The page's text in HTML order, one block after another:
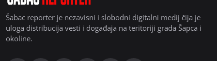
Šabac reporter je nezavisni i slobodni digitalni medij čija je
uloga distribucija vesti i događaja na teritoriji grada Šapca i
okoline.